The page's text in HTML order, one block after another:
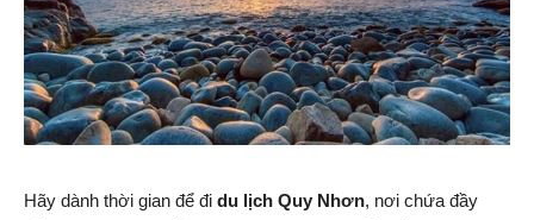
Hãy dành thời gian để đi du lịch Quy Nhơn, nơi chứa đầy